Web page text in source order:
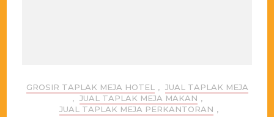
GROSIR TAPLAK MEJA HOTEL , JUAL TAPLAK MEJA
, JUAL TAPLAK MEJA MAKAN ,
JUAL TAPLAK MEJA PERKANTORAN ,